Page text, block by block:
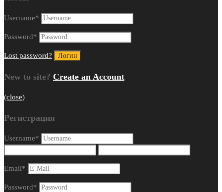
Username*
Password*
Lost password?
New to site? Create an Account
(close)
Регистрация
Username*
Email*
Password*